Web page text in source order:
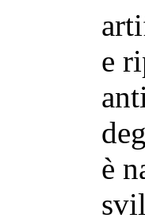
e
è